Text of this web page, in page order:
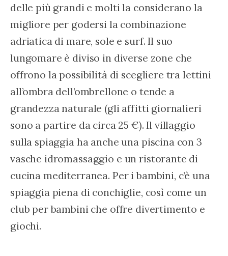
delle più grandi e molti la considerano la
migliore per godersi la combinazione
adriatica di mare, sole e surf. Il suo
lungomare è diviso in diverse zone che
offrono la possibilità di scegliere tra lettini
all’ombra dell’ombrellone o tende a
grandezza naturale (gli affitti giornalieri
sono a partire da circa 25 €). Il villaggio
sulla spiaggia ha anche una piscina con 3
vasche idromassaggio e un ristorante di
cucina mediterranea. Per i bambini, c’è una
spiaggia piena di conchiglie, così come un
club per bambini che offre divertimento e
giochi.